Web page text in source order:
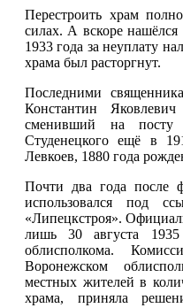
Перестроить храм
силах. А вскоре нашёлся
1933 года за неуплату
храма был расторгнут.
Последними
Константин
сменивший на посту
Студенецкого ещё в
Левкоев, 1880 года
Почти два года после
использовался под
«Липецкстроя».
лишь 30 августа
облисполкома.
Воронежском
местных жителей в
храма, приняла